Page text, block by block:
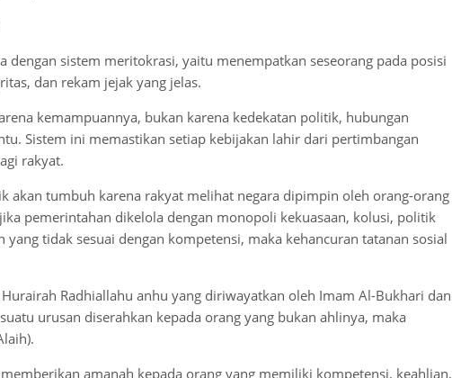
dengan sistem meritokrasi, yaitu menempatkan seseorang pada posisi
dan rekam jejak yang jelas.
kemampuannya, bukan karena kedekatan politik, hubungan
Sistem ini memastikan setiap kebijakan lahir dari pertimbangan
rakyat.
akan tumbuh karena rakyat melihat negara dipimpin oleh orang-orang
pemerintahan dikelola dengan monopoli kekuasaan, kolusi, politik
tidak sesuai dengan kompetensi, maka kehancuran tatanan sosial
Radhiallahu anhu yang diriwayatkan oleh Imam Al-Bukhari dan
urusan diserahkan kepada orang yang bukan ahlinya, maka
amanah kepada orang yang memiliki kompetensi, keahlian,